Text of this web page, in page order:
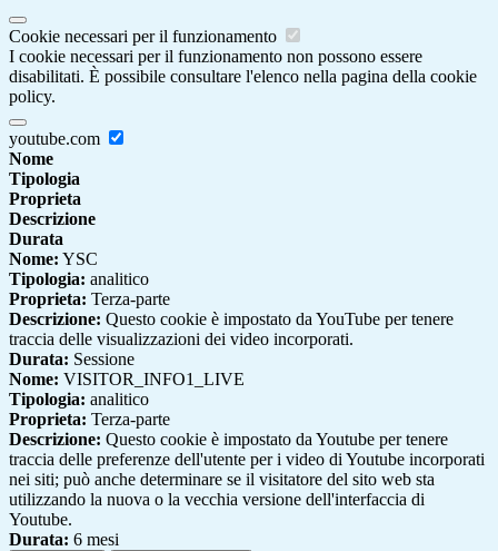
Cookie necessari per il funzionamento
I cookie necessari per il funzionamento non possono essere
disabilitati. È possibile consultare l'elenco nella pagina della cookie
policy.
youtube.com
Nome
Tipologia
Proprieta
Descrizione
Durata
Nome: YSC
Tipologia: analitico
Proprieta: Terza-parte
Descrizione: Questo cookie è impostato da YouTube per tenere
traccia delle visualizzazioni dei video incorporati.
Durata: Sessione
Nome: VISITOR_INFO1_LIVE
Tipologia: analitico
Proprieta: Terza-parte
Descrizione: Questo cookie è impostato da Youtube per tenere
traccia delle preferenze dell'utente per i video di Youtube incorporati
nei siti; può anche determinare se il visitatore del sito web sta
utilizzando la nuova o la vecchia versione dell'interfaccia di
Youtube.
Durata: 6 mesi